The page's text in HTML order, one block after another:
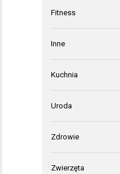
Fitness
Inne
Kuchnia
Uroda
Zdrowie
Zwierzęta